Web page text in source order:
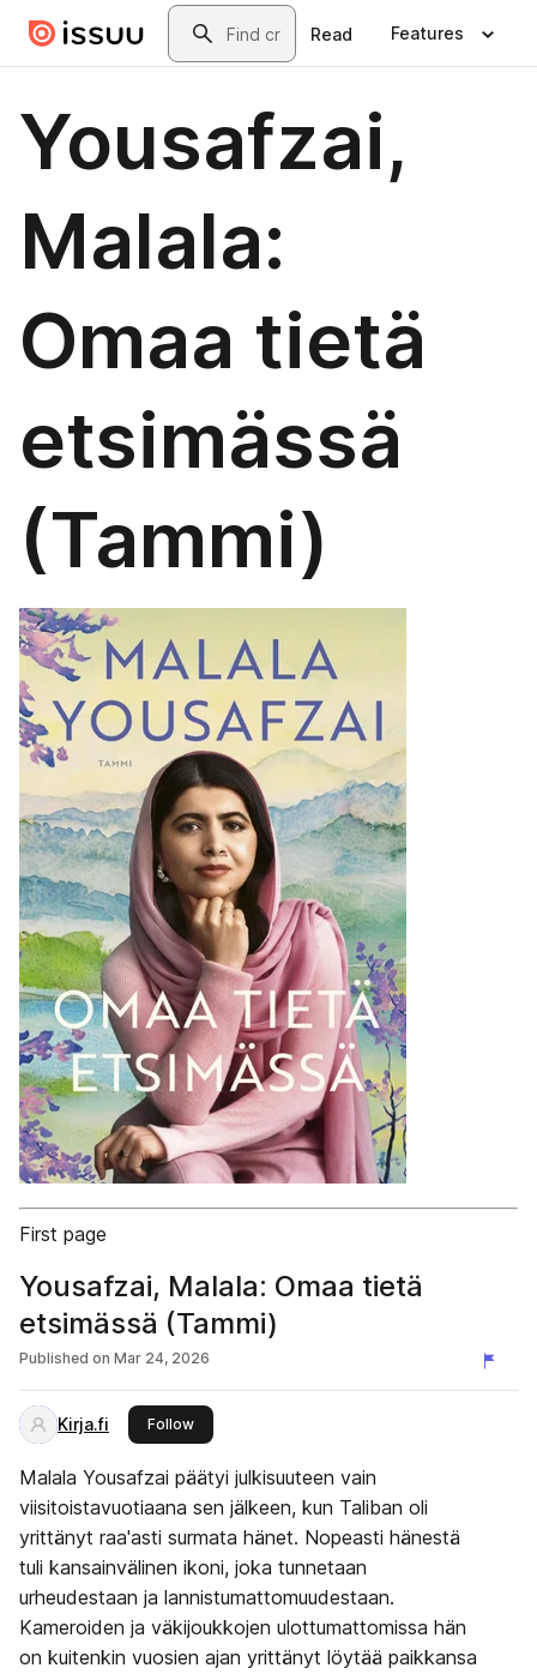
Skip to main contentSearch
Read Features
Yousafzai,
Malala:
Omaa tietä
etsimässä
(Tammi)
First page
Yousafzai, Malala: Omaa tietä
etsimässä (Tammi)
Published on Mar 24, 2026
Kirja.fi Followthis publisher
Malala Yousafzai päätyi julkisuuteen vain
viisitoistavuotiaana sen jälkeen, kun Taliban oli
yrittänyt raa'asti surmata hänet. Nopeasti hänestä
tuli kansainvälinen ikoni, joka tunnetaan
urheudestaan ja lannistumattomuudestaan.
Kameroiden ja väkijoukkojen ulottumattomissa hän
on kuitenkin vuosien ajan yrittänyt löytää paikkansa